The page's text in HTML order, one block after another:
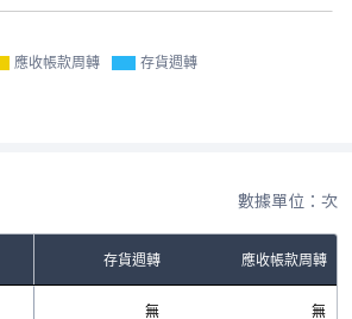
應收帳款周轉 存貨週轉
數據單位：次
存貨週轉 應收帳款周轉
無 無